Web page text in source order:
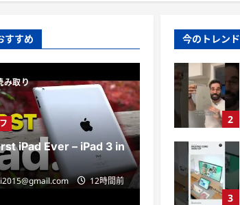
すすめ
み取り
iPad Ever – iPad 3 in
12時間前
今のトレンド
1
2
3